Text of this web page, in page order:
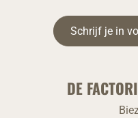
Schrijf je in
DE